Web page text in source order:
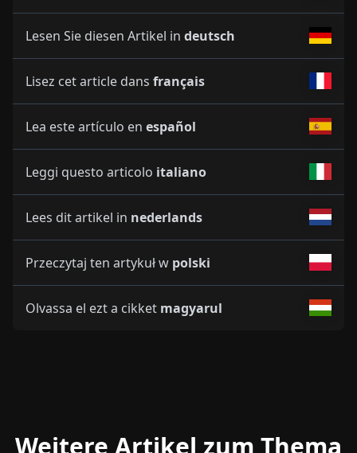
Lesen Sie diesen Artikel in deutsch
Lisez cet article dans français
Lea este artículo en español
Leggi questo articolo italiano
Lees dit artikel in nederlands
Przeczytaj ten artykuł w polski
Olvassa el ezt a cikket magyarul
Weitere Artikel zum Thema